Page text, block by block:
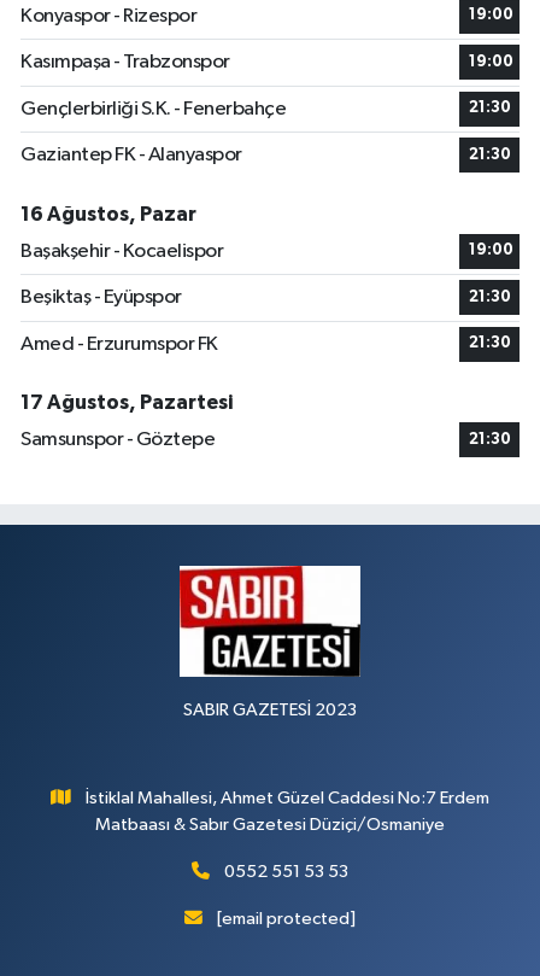
Konyaspor - Rizespor
19:00
Kasımpaşa - Trabzonspor 19:00
Gençlerbirliği S.K. - Fenerbahçe 21:30
Gaziantep FK - Alanyaspor 21:30
16 Ağustos, Pazar
Başakşehir - Kocaelispor
19:00
Beşiktaş - Eyüpspor 21:30
Amed - Erzurumspor FK 21:30
17 Ağustos, Pazartesi
Samsunspor - Göztepe
21:30
SABIR GAZETESİ 2023
İstiklal Mahallesi, Ahmet Güzel Caddesi No:7 Erdem
Matbaası & Sabır Gazetesi Düziçi/Osmaniye
0552 551 53 53
[email protected]